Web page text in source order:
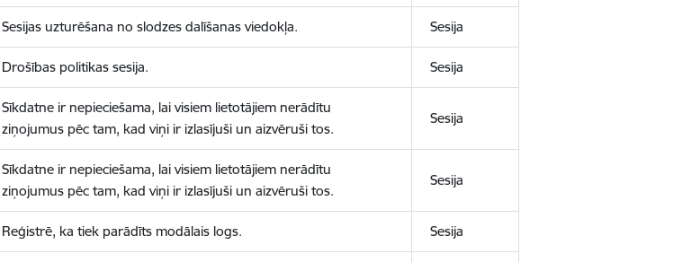
Sesijas uzturēšana no slodzes dalīšanas viedokļa. Sesija
Drošības politikas sesija. Sesija
Sīkdatne ir nepieciešama, lai visiem lietotājiem nerādītu
ziņojumus pēc tam, kad viņi ir izlasījuši un aizvēruši tos.
Sesija
Sīkdatne ir nepieciešama, lai visiem lietotājiem nerādītu
ziņojumus pēc tam, kad viņi ir izlasījuši un aizvēruši tos.
Sesija
Reģistrē, ka tiek parādīts modālais logs. Sesija